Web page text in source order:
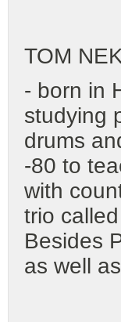
TOM
- born in
studying
drums
-80 to
with
trio
Besides
as well